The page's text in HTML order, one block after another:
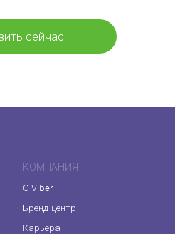
сейчас
КОМПАНИЯ
О Viber
Бренд-центр
Карьера